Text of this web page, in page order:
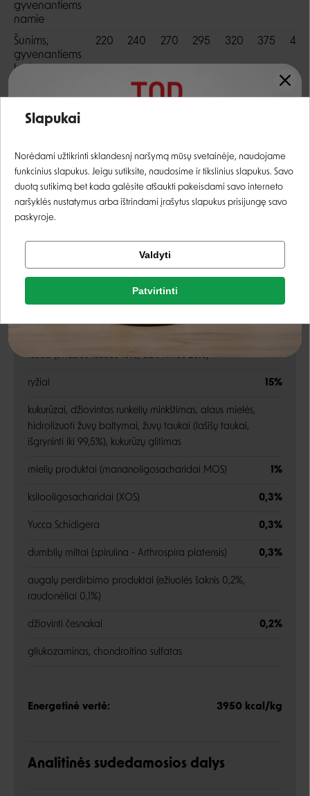
Rašyti atsiliepimą
gyvenantiems
namie
Šunims,
gyvenantiems
lauke
220 240 270 295 320 375 430
325
Skirta
Baltymų šaltinis
lašiša (šviežios lašišos 10%, džiovintos 26%)
ryžiai 15%
kukurūzai, džiovintas runkelių minkštimas, alaus mielės,
hidrolizuoti žuvų baltymai, žuvų taukai (lašišų taukai,
išgryninti iki 99,5%), kukurūzų glitimas
mielių produktai (mananoligosacharidai MOS) 1%
ksilooligosacharidai (XOS) 0,3%
Yucca Schidigera 0,3%
dumblių miltai (spirulina - Arthrospira platensis) 0,3%
augalų perdirbimo produktai (ežiuolės šaknis 0,2%,
raudonėliai 0,1%)
džiovinti česnakai 0,2%
gliukozaminas, chondroitino sulfatas
Energetinė vertė: 3950 kcal/kg
Analitinės sudedamosios dalys
Rašyti atsiliepimą
Registruotis
Facebook
Slapukai
Norėdami užtikrinti sklandesnį naršymą mūsų svetainėje, naudojame
funkcinius slapukus. Jeigu sutiksite, naudosime ir tikslinius slapukus. Savo
duotą sutikimą bet kada galėsite atšaukti pakeisdami savo interneto
naršyklės nustatymus arba ištrindami įrašytus slapukus prisijungę savo
paskyroje.
Valdyti
Patvirtinti